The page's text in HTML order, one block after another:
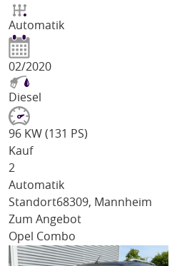
Automatik
02/2020
Diesel
96 KW (131 PS)
Kauf
2
Automatik
Standort68309, Mannheim
Zum Angebot
Opel Combo